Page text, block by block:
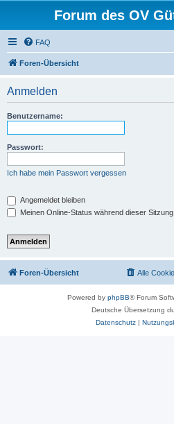
Forum des OV
FAQ
Foren-Übersicht
Anmelden
Benutzername:
Passwort:
Ich habe mein Passwort vergessen
Angemeldet bleiben
Meinen Online-Status während dieser
Foren-Übersicht Alle
Powered by phpBB® Forum
Deutsche Übersetzung
Datenschutz|